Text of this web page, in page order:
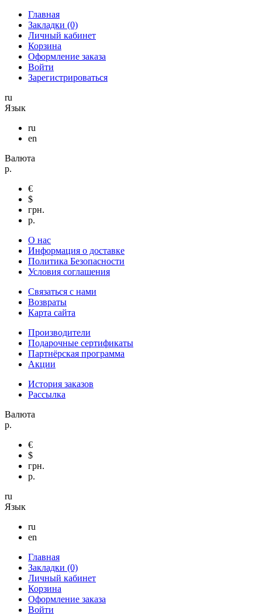
Главная
Закладки (0)
Личный кабинет
Корзина
Оформление заказа
Войти
Зарегистрироваться
ru
Язык
ru
en
Валюта
р.
€
$
грн.
р.
О нас
Информация о доставке
Политика Безопасности
Условия соглашения
Связаться с нами
Возвраты
Карта сайта
Производители
Подарочные сертификаты
Партнёрская программа
Акции
История заказов
Рассылка
Валюта
р.
€
$
грн.
р.
ru
Язык
ru
en
Главная
Закладки (0)
Личный кабинет
Корзина
Оформление заказа
Войти